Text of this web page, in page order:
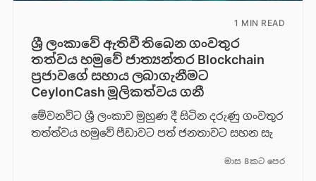
1 MIN READ
ශ්‍රී ලංකාවේ ඇතිවී තිබෙන ගංවතුර
තත්වය හමුවේ ජාත්‍යන්තර Blockchain
ප්‍රජාවගේ සහාය ලබාගැනීමට
CeylonCash මූලිකත්වය ග​නී
මේවනවිට ශ්‍රී ලංකාව මුහුණ දී සිටින දරුණු ගංවතුර
තත්ත්වය හමුවේ පීඩාවට පත් ජනතාවට සහන සැ
මාස 8කට පෙර